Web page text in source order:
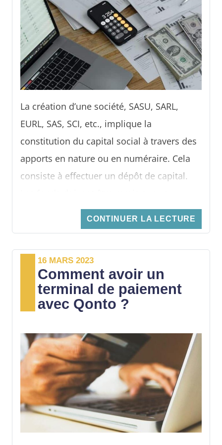
avis sur cette banque.
La création d’une société, SASU, SARL,
EURL, SAS, SCI, etc., implique la
constitution du capital social à travers des
apports en nature ou en numéraire. Cela
consiste à effectuer un dépôt de capital.
compte bloqué, soit auprès d’un
établissement bancaire, soit auprès d’un
créer leur entreprise de manière rapide et
facile, Qonto, une fintech française, permet
un dépôt de capital social totalement en
ligne. Comment cette offre fonctionne-t-
elle ? Voici le guide !
CONTINUER LA LECTURE
16 MARS 2023
Comment avoir un
terminal de paiement
avec Qonto ?